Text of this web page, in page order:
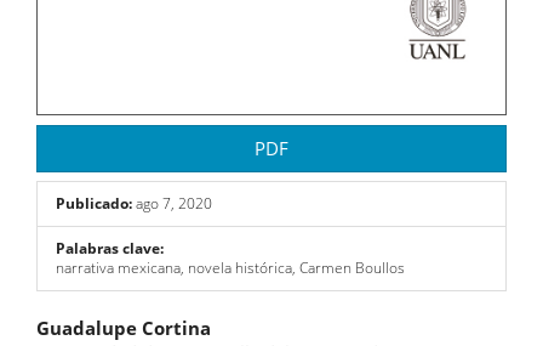
PDF
Publicado:ago 7, 2020
Palabras clave:
narrativa mexicana, novela histórica, Carmen Boullos
Guadalupe Cortina